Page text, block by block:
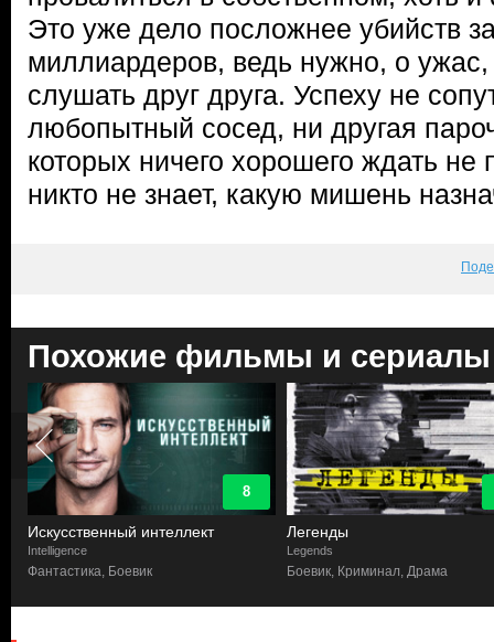
Это уже дело посложнее убийств
миллиардеров, ведь нужно, о ужас,
слушать друг друга. Успеху не
любопытный сосед, ни другая
которых ничего хорошего ждать не
никто не знает, какую мишень
Похожие фильмы и сериалы
8
Искусственный интеллект
Intelligence
Фантастика, Боевик
Легенды
Legends
Боевик, Криминал, Драма